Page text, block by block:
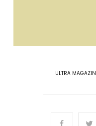
ULTRA MAGAZIN